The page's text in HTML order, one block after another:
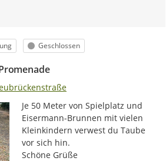
Status
Geschlossen
Je 50 Meter von Spielplatz und
Eisermann-Brunnen mit vielen
Kleinkindern verwest du Taube
vor sich hin.
Schöne Grüße